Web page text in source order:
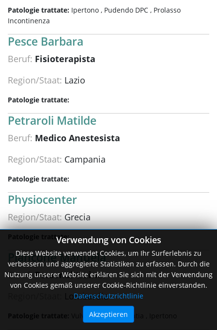
Patologie trattate: Ipertono , Pudendo DPC , Prolasso
Incontinenza
Pesce Barbara
Beruf: Fisioterapista
Region/Staat: Lazio
Patologie trattate:
Petraroli Matilde
Beruf: Medico Anestesista
Region/Staat: Campania
Patologie trattate:
Physiocenter
Region/Staat: Grecia
Patologie trattate:
Piancone Manuela
Beruf: Personal trainer
Lombardia
Vulvodinia Neuropatia ,
Verwendung von Cookies
Diese Website verwendet Cookies, um Ihr Surferlebnis zu
verbessern und aggregierte Statistiken zu erfassen. Durch die
Nutzung unserer Website erklären Sie sich mit der Verwendung
von Cookies gemäß unserer Cookie-Richtlinie einverstanden.
Datenschutzrichtlinie
Akzeptieren